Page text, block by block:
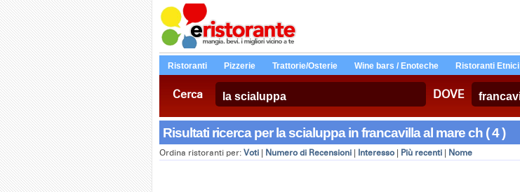
Ristoranti Pizzerie Trattorie/Osterie Wine bars / Enoteche Ristoranti Etnici
Cerca DOVE
Risultati ricerca per la scialuppa in francavilla al mare ch ( 4 )
Ordina ristoranti per: Voti Numero di Recensioni Interesso Più recenti Nome